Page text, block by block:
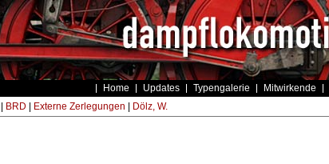
Home Updates Typengalerie Mitwirkende
BRD Externe Zerlegungen Dölz, W.